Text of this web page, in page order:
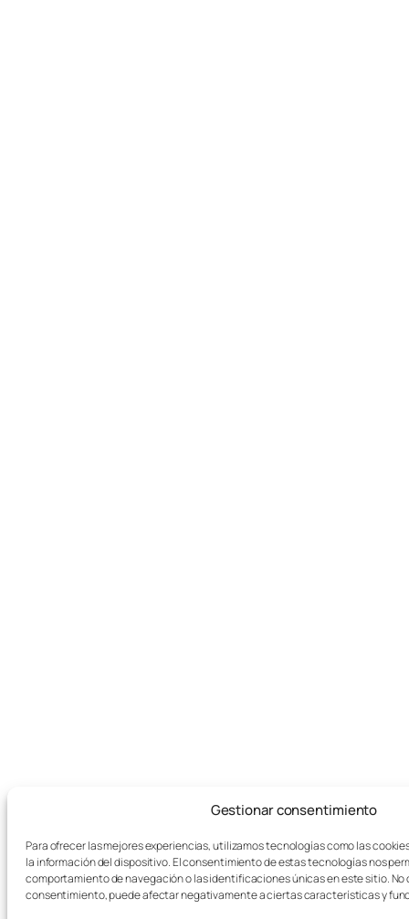
Gestionar consentimiento
Para ofrecer las mejores experiencias, utilizamos tecnologías como las
la información del dispositivo. El consentimiento de estas tecnologías nos
comportamiento de navegación o las identificaciones únicas en este sitio. No
consentimiento, puede afectar negativamente a ciertas características y